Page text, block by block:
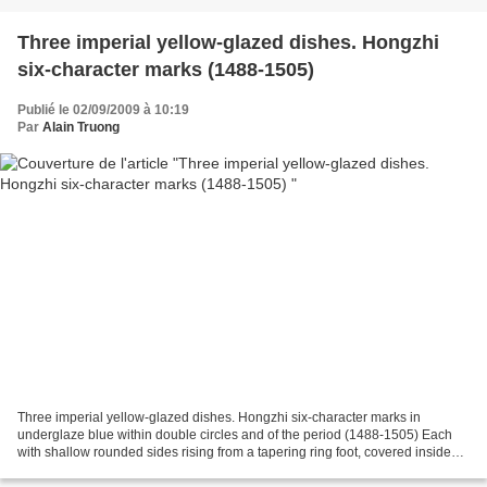
Three imperial yellow-glazed dishes. Hongzhi
six-character marks (1488-1505)
Publié le 02/09/2009 à 10:19
Par Alain Truong
Three imperial yellow-glazed dishes. Hongzhi six-character marks in
underglaze blue within double circles and of the period (1488-1505) Each
with shallow rounded sides rising from a tapering ring foot, covered inside